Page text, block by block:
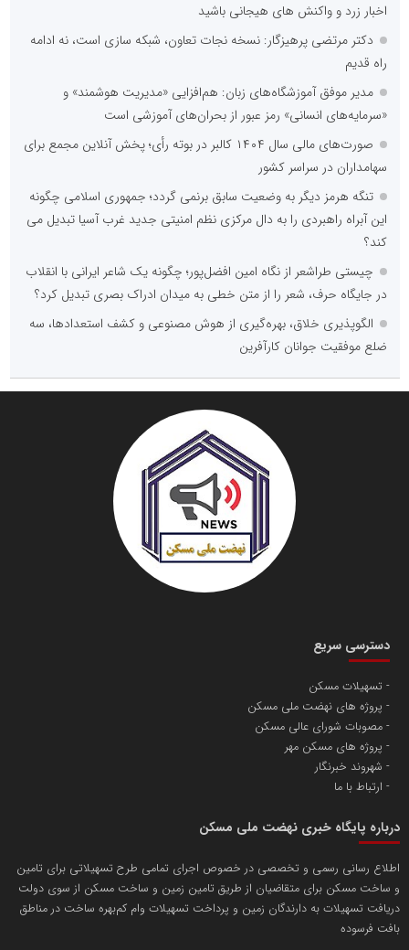
اخبار زرد و واکنش های هیجانی باشید
دکتر مرتضی پرهیزگار: نسخه نجات تعاون، شبکه سازی است، نه ادامه
راه قدیم
مدیر موفق آموزشگاه‌های زبان: هم‌افزایی «مدیریت هوشمند» و
«سرمایه‌های انسانی» رمز عبور از بحران‌های آموزشی است
صورت‌های مالی سال ۱۴۰۴ کالبر در بوته رأی؛ پخش آنلاین مجمع برای
سهامداران در سراسر کشور
تنگه هرمز دیگر به وضعیت سابق برنمی گردد؛ جمهوری اسلامی چگونه
این آبراه راهبردی را به دال مرکزی نظم امنیتی جدید غرب آسیا تبدیل می
کند؟
چیستی طراشعر از نگاه امین افضل‌پور؛ چگونه یک شاعر ایرانی با انقلاب
در جایگاه حرف، شعر را از متن خطی به میدان ادراک بصری تبدیل کرد؟
الگوپذیری خلاق، بهره‌گیری از هوش مصنوعی و کشف استعدادها، سه
ضلع موفقیت جوانان کارآفرین
دسترسی سریع
تسهیلات مسکن
پروژه های نهضت ملی مسکن
مصوبات شورای عالی مسکن
پروژه های مسکن مهر
شهروند خبرنگار
ارتباط با ما
درباره پایگاه خبری نهضت ملی مسکن
اطلاع رسانی رسمی و تخصصی در خصوص اجرای تمامی طرح تسهیلاتی برای تامین
و ساخت مسکن برای متقاضیان از طریق تامین زمین و ساخت مسکن از سوی دولت
دریافت تسهیلات به دارندگان زمین و پرداخت تسهیلات وام کم‌بهره ساخت در مناطق
بافت فرسوده